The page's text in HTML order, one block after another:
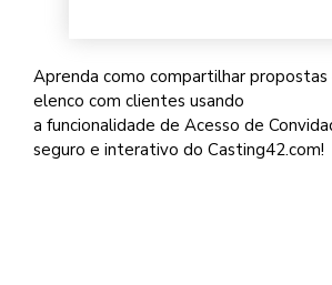
Aprenda como compartilhar propostas
elenco com clientes usando
a funcionalidade de Acesso de
seguro e interativo do Casting42.com!